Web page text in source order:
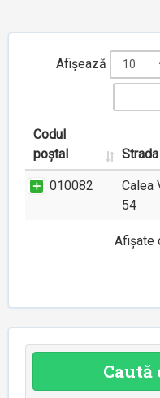
Afișează
Codul
poștal
010082
Calea
54
Afișate
Caută